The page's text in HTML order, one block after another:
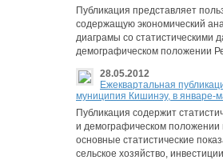
Публикация представляет
содержащую экономический
диаграмы со статистическими
демографическом положении
28.05.2012
Eжеквартальная
муниципия Кишинэу, в январе-
Публикация содержит
и демографическом
основные статистические
сельское хозяйство,